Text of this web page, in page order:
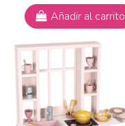
Añadir al carrito